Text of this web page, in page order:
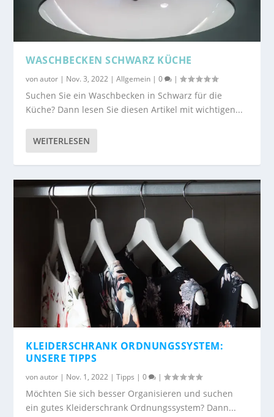
WASCHBECKEN SCHWARZ KÜCHE
vonautor | Nov. 3, 2022 |Allgemein |0 |
Suchen Sie ein Waschbecken in Schwarz für die
Küche? Dann lesen Sie diesen Artikel mit wichtigen...
WEITERLESEN
KLEIDERSCHRANK ORDNUNGSSYSTEM:
UNSERE TIPPS
vonautor | Nov. 1, 2022 |Tipps |0 |
Möchten Sie sich besser Organisieren und suchen
ein gutes Kleiderschrank Ordnungssystem? Dann...